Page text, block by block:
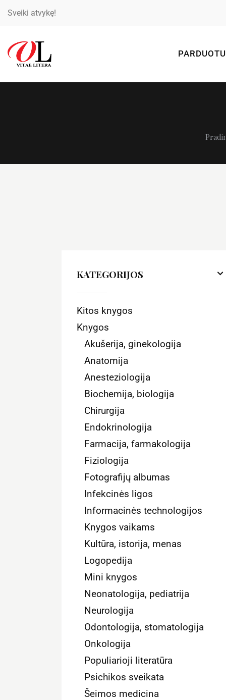
Sveiki atvykę!
KATEGORIJOS
Kitos knygos
Knygos
Akušerija, ginekologija
Anatomija
Anesteziologija
Biochemija, biologija
Chirurgija
Endokrinologija
Farmacija, farmakologija
Fiziologija
Fotografijų albumas
Infekcinės ligos
Informacinės technologijos
Knygos vaikams
Kultūra, istorija, menas
Logopedija
Mini knygos
Neonatologija, pediatrija
Neurologija
Odontologija, stomatologija
Onkologija
Populiarioji literatūra
Psichikos sveikata
Šeimos medicina